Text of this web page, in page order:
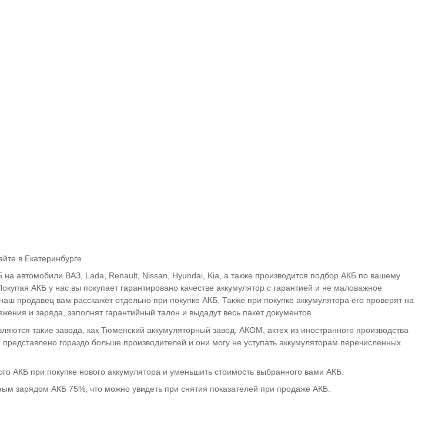
в Екатеринбурге
автомобили ВАЗ, Lada, Renault, Nissan, Hyundai, Kia, а также производится подбор АКБ по вашему
АКБ у нас вы покупает гарантировано качестве аккумулятор с гарантией и не маловажное
продавец вам расскажет отдельно при покупке АКБ. Также при покупке аккумулятора его проверят на
и заряда, заполнят гарантийный талон и выдадут весь пакет документов.
такие завода, как Тюменский аккумуляторный завод, АКОМ, актех из иностранного производства
гораздо больше производителей и они могу не уступать аккумуляторам перечисленных
АКБ при покупке нового аккумулятора и уменьшить стоимость выбранного вами АКБ.
зарядом АКБ 75%, что можно увидеть при снятия показателей при продаже АКБ.